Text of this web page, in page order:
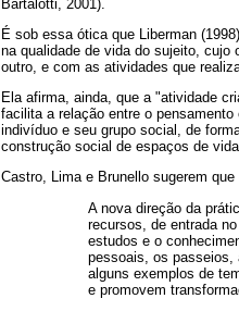
Bartalotti, 2001).
É sob essa ótica que Liberman
na qualidade de vida do sujeito,
outro, e com as atividades que
Ela afirma, ainda, que a "atividade
facilita a relação entre o
indivíduo e seu grupo social, de
construção social de espaços de
Castro, Lima e Brunello sugerem que
A nova direção da
recursos, de entrada
estudos e o
pessoais, os
alguns exemplos de
e promovem